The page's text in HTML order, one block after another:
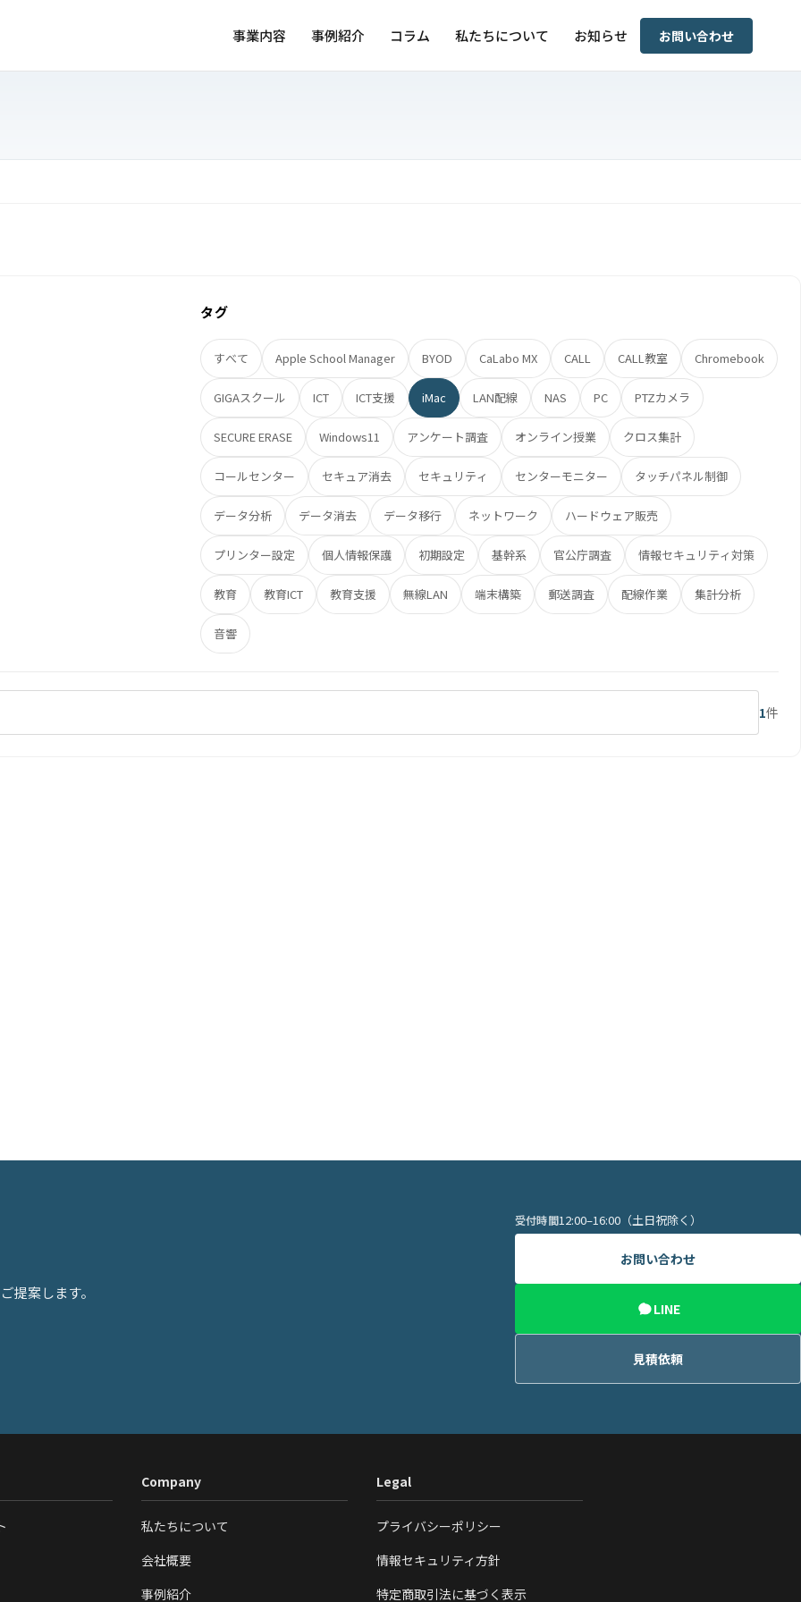
事業内容 事例紹介 コラム 私たちについて お知らせ お問い合わせ
タグ
すべて Apple School Manager BYOD CaLabo MX CALL CALL教室 Chromebook
GIGAスクール ICT ICT支援 iMac LAN配線 NAS PC PTZカメラ
SECURE ERASE Windows11 アンケート調査 オンライン授業 クロス集計
コールセンター セキュア消去 セキュリティ センターモニター タッチパネル制御
データ分析 データ消去 データ移行 ネットワーク ハードウェア販売
プリンター設定 個人情報保護 初期設定 基幹系 官公庁調査 情報セキュリティ対策
教育 教育ICT 教育支援 無線LAN 端末構築 郵送調査 配線作業 集計分析
音響
1件
提案します。
受付時間12:00–16:00（土日祝除く）
お問い合わせ
LINE
見積依頼
Company
私たちについて
会社概要
事例紹介
Legal
プライバシーポリシー
情報セキュリティ方針
特定商取引法に基づく表示